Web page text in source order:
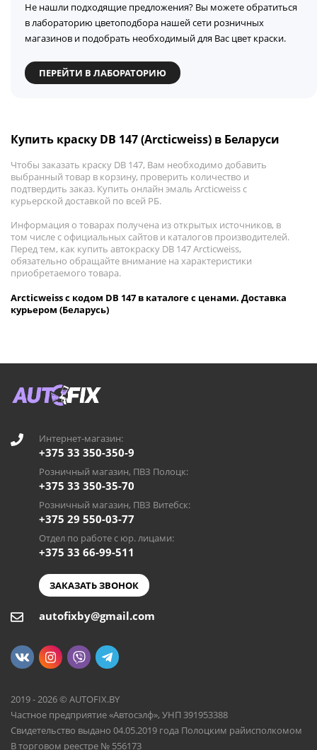
Не нашли подходящие предложения? Вы можете обратиться
в лабораторию цветоподбора нашей сети розничных
магазинов и подобрать необходимый для Вас цвет краски.
ПЕРЕЙТИ В ЛАБОРАТОРИЮ
Купить краску DB 147 (Arcticweiss) в Беларуси
Чтобы заказать краску DB 147, Вам необходимо добавить
выбранный товар в корзину, проверить количество и
подтвердить заказ. Купить онлайн эмаль Arcticweiss с
курьерской доставкой по всей РБ.
Информация о товарах получена из открытых источников, в
том числе с официальных сайтов и каталогов производителей.
Перед тем, как купить автокраску DB 147 Arcticweiss,
обязательно обращайте внимание на характеристики
приобретаемого товара.
Arcticweiss с кодом DB 147 в каталоге с ценами. Доставка
курьером (Беларусь)
Интернет-магазин:
+375 33 350-350-9
Розничный магазин, ПВЗ Полоцк:
+375 33 350-35-70
Розничный магазин, ПВЗ Витебск:
+375 29 550-03-77
Отдел по работе с юр. лицами:
+375 33 66-99-511
ЗАКАЗАТЬ ЗВОНОК
autofixby@gmail.com
2019 - 2026 © AUTOFIX.BY
Частное предприятие «Автосэлф», УНП 391953388
Свидетельство выдано 04.05.2019 года Полоцким райисполкомом
В торговом реестре № 556173